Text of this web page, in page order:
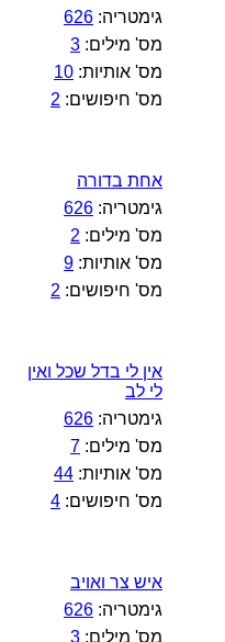
גימטריה: 626
מס' מילים: 3
מס' אותיות: 10
מס' חיפושים: 2
אחת בדורה
גימטריה: 626
מס' מילים: 2
מס' אותיות: 9
מס' חיפושים: 2
אין לי בדל שכל ואין
לי לב
גימטריה: 626
מס' מילים: 7
מס' אותיות: 44
מס' חיפושים: 4
איש צר ואויב
גימטריה: 626
מס' מילים: 3